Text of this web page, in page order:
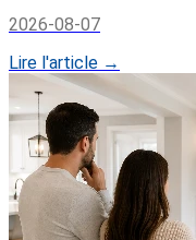
2026-08-07
Lire l'article →